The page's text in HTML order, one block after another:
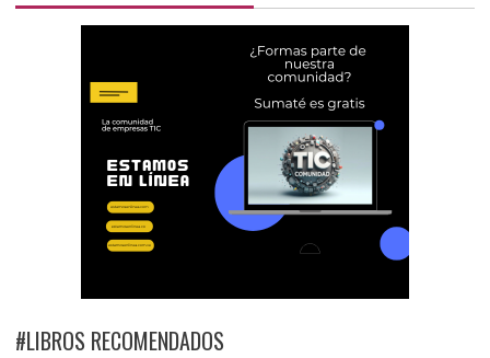
#LIBROS RECOMENDADOS